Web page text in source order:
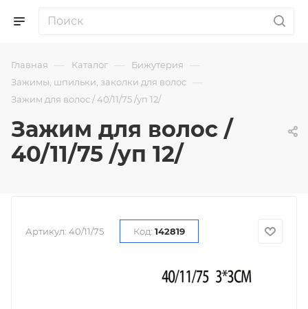
Главная — Каталог — Бижутерия —
Зажимы, шпильки, заколки для волос —
Зажим для волос / 40/11/75 /уп 12/
Зажим для волос /
40/11/75 /уп 12/
Артикул: 40/11/75 Код: 142819